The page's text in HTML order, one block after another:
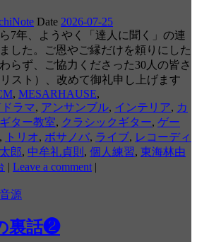
Date 2026-07-25
7年、ようやく「達人に聞く」の連
した。ご恩やご縁だけを頼りにした
らず、ご協力くださった30人の皆さ
スト）、改めて御礼申し上げます
, MESARHAUSE,
ラマ, アンサンブル, インテリア, カ
ギター教室, クラシックギター, ゲー
, トリオ, ボサノバ, ライブ, レコーディ
郎, 中牟礼貞則 , 個人練習, 東海林由
| Leave a comment |
源
裏話❷